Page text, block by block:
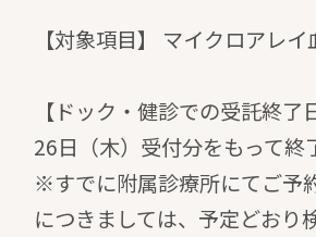
【対象項目】 マイクロアレ
【ドック・健診での受託終了
26日（木）受付分をもって終
※すでに附属診療所にてご予
につきましては、予定どおり